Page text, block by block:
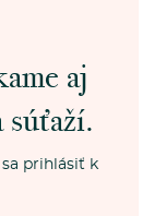
aj
súťaží.
prihlásiť k